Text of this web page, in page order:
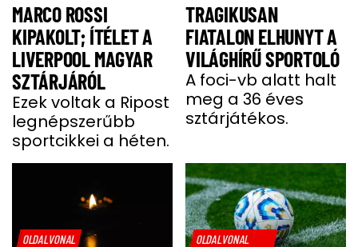
MARCO ROSSI
KIPAKOLT; ÍTÉLET A
LIVERPOOL MAGYAR
SZTÁRJÁRÓL
Ezek voltak a Ripost
legnépszerűbb
sportcikkei a héten.
TRAGIKUSAN
FIATALON ELHUNYT A
VILÁGHÍRŰ SPORTOLÓ
A foci-vb alatt halt
meg a 36 éves
sztárjátékos.
OLDALVONAL OLDALVONAL